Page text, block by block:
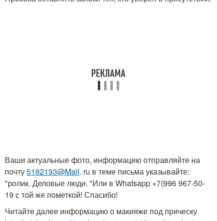
Ваши актуальные фото, информацию отправляйте на
почту5182193@Mail. ru в теме письма указывайте:
"ролик. Деловые люди. "Или в Whatsapp +7(996 967-50-
19 с той же пометкой! Спасибо!
Читайте далее информацию о макияже под прическу